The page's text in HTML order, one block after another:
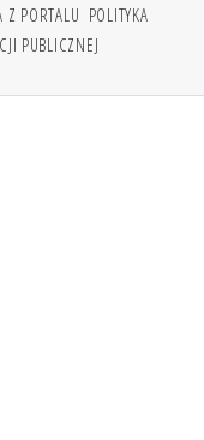
Z PORTALU POLITYKA
PUBLICZNEJ